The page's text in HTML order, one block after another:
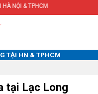
TPHCM
TẠI HN & TPHCM
tại Lạc Long